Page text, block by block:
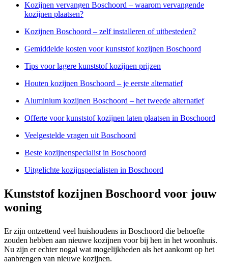
Kozijnen vervangen Boschoord – waarom vervangende
kozijnen plaatsen?
Kozijnen Boschoord – zelf installeren of uitbesteden?
Gemiddelde kosten voor kunststof kozijnen Boschoord
Tips voor lagere kunststof kozijnen prijzen
Houten kozijnen Boschoord – je eerste alternatief
Aluminium kozijnen Boschoord – het tweede alternatief
Offerte voor kunststof kozijnen laten plaatsen in Boschoord
Veelgestelde vragen uit Boschoord
Beste kozijnenspecialist in Boschoord
Uitgelichte kozijnspecialisten in Boschoord
Kunststof kozijnen Boschoord voor jouw
woning
Er zijn ontzettend veel huishoudens in Boschoord die behoefte
zouden hebben aan nieuwe kozijnen voor bij hen in het woonhuis.
Nu zijn er echter nogal wat mogelijkheden als het aankomt op het
aanbrengen van nieuwe kozijnen.